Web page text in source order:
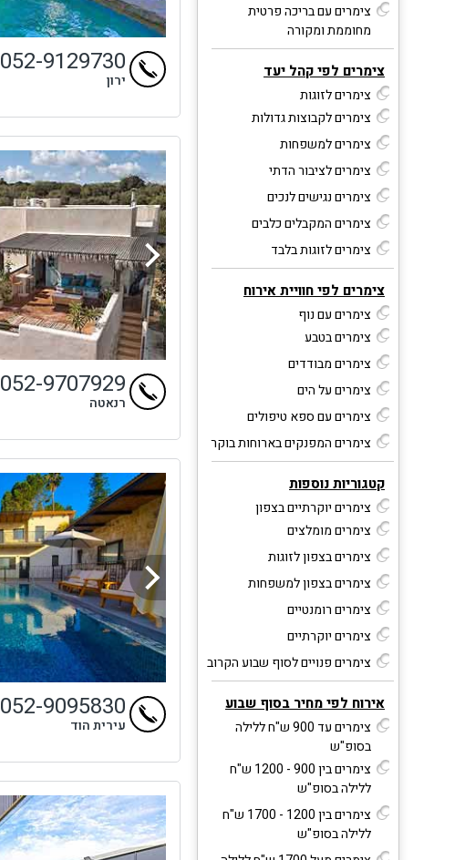
צימרים עם בריכה פרטית
מחוממת ומקורה
צימרים לפי קהל יעד
צימרים לזוגות
צימרים לקבוצות גדולות
צימרים למשפחות
צימרים לציבור הדתי
צימרים נגישים לנכים
צימרים המקבלים כלבים
צימרים לזוגות בלבד
צימרים לפי חוויית אירוח
צימרים עם נוף
צימרים בטבע
צימרים מבודדים
צימרים על הים
צימרים עם ספא טיפולים
צימרים המפנקים בארוחות בוקר
קטגוריות נוספות
צימרים יוקרתיים בצפון
צימרים מומלצים
צימרים בצפון לזוגות
צימרים בצפון למשפחות
צימרים רומנטיים
צימרים יוקרתיים
צימרים פנויים לסוף שבוע הקרוב
אירוח לפי מחיר בסוף שבוע
צימרים עד 900 ש"ח ללילה
בסופ"ש
צימרים בין 900 - 1200 ש"ח
ללילה בסופ"ש
צימרים בין 1200 - 1700 ש"ח
ללילה בסופ"ש
052-9129730
ירון
052-9707929
רנאטה
052-9095830
עירית הוד